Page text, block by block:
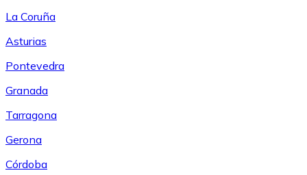
La Coruña
Asturias
Pontevedra
Granada
Tarragona
Gerona
Córdoba